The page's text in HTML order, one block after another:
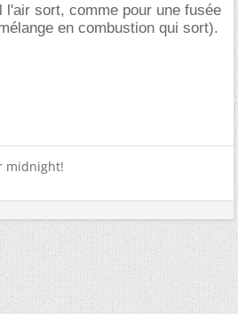
l'air sort, comme pour une fusée
en combustion qui sort).
midnight!